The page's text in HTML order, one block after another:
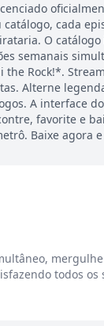
cada
O
semanais
Rock!*.
Alterne
A interface
favorite e
Baixe agora
todos os